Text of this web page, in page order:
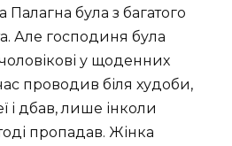
Палагна була з багатого
Але господиня була
у щоденних
проводив біля худоби,
і дбав, лише інколи
пропадав. Жінка